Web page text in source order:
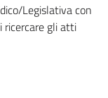
Legislativa con
ricercare gli atti